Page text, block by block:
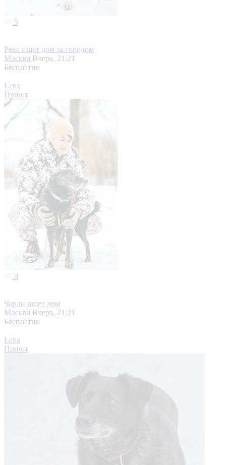
5
Рекс ищет дом за городом
Москва Вчера, 21:21
Бесплатно
Lena
Приют
8
Чарли ищет дом
Москва Вчера, 21:21
Бесплатно
Lena
Приют